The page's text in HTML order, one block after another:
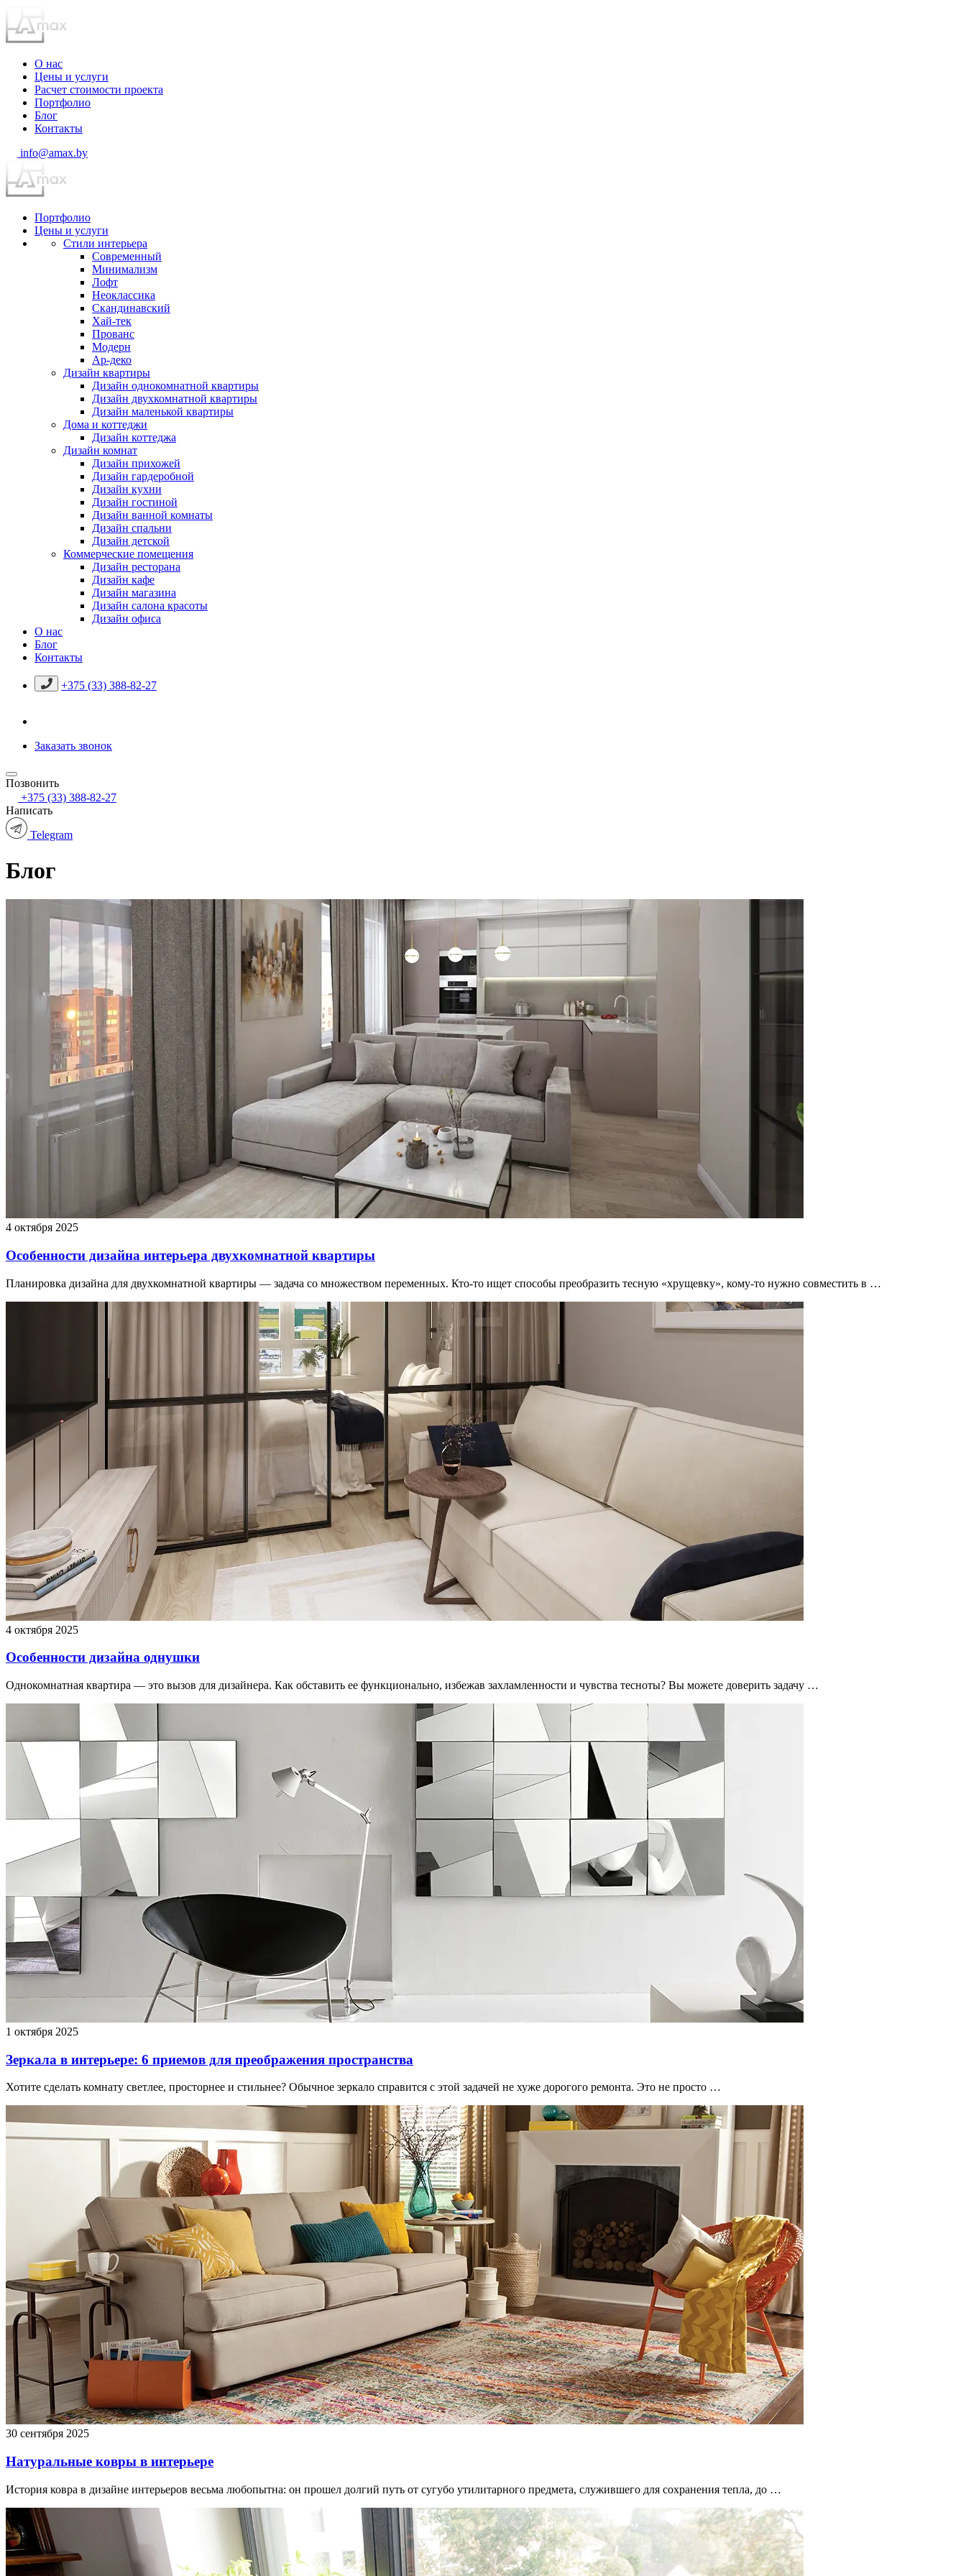
О нас
Цены и услуги
Расчет стоимости проекта
Портфолио
Блог
Контакты
info@amax.by
Портфолио
Цены и услуги
Стили интерьера
Современный
Минимализм
Лофт
Неоклассика
Скандинавский
Хай-тек
Прованс
Модерн
Ар-деко
Дизайн квартиры
Дизайн однокомнатной квартиры
Дизайн двухкомнатной квартиры
Дизайн маленькой квартиры
Дома и коттеджи
Дизайн коттеджа
Дизайн комнат
Дизайн прихожей
Дизайн гардеробной
Дизайн кухни
Дизайн гостиной
Дизайн ванной комнаты
Дизайн спальни
Дизайн детской
Коммерческие помещения
Дизайн ресторана
Дизайн кафе
Дизайн магазина
Дизайн салона красоты
Дизайн офиса
О нас
Блог
Контакты
+375 (33) 388-82-27
Заказать звонок
Позвонить
+375 (33) 388-82-27
Написать
Telegram
Блог
4 октября 2025
Особенности дизайна интерьера двухкомнатной квартиры
Планировка дизайна для двухкомнатной квартиры — задача со множеством переменных. Кто-то ищет способы преобразить тесную «хрущевку», кому-то нужно совместить в …
4 октября 2025
Особенности дизайна однушки
Однокомнатная квартира — это вызов для дизайнера. Как обставить ее функционально, избежав захламленности и чувства тесноты? Вы можете доверить задачу …
1 октября 2025
Зеркала в интерьере: 6 приемов для преображения пространства
Хотите сделать комнату светлее, просторнее и стильнее? Обычное зеркало справится с этой задачей не хуже дорогого ремонта. Это не просто …
30 сентября 2025
Натуральные ковры в интерьере
История ковра в дизайне интерьеров весьма любопытна: он прошел долгий путь от сугубо утилитарного предмета, служившего для сохранения тепла, до …